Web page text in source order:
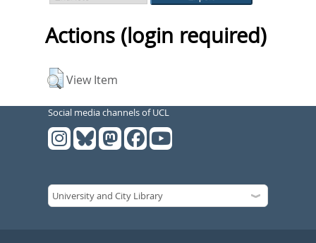
Actions (login required)
View Item
Social media channels of UCL